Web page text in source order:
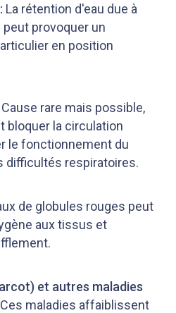
La rétention d'eau due à
provoquer un
en position
Cause rare mais possible,
bloquer la circulation
le fonctionnement du
difficultés respiratoires.
de globules rouges peut
aux tissus et
et autres maladies
Ces maladies affaiblissent